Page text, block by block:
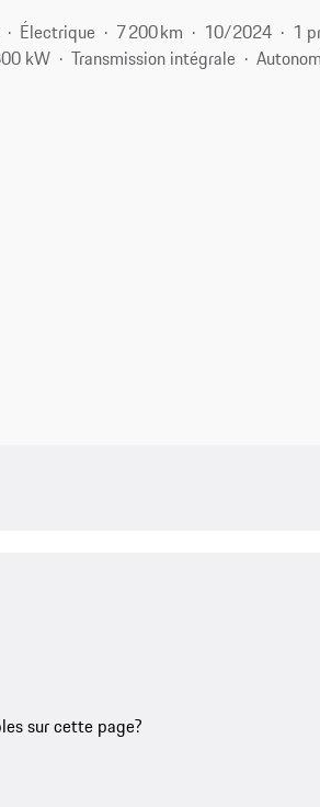
Électrique 7 200 km 10/2024
1
kW Transmission intégrale
sur cette page?